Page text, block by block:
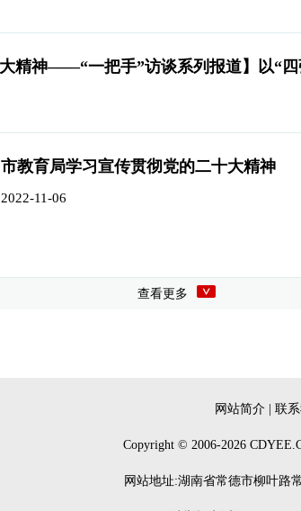
市教育局学习宣传贯彻党的二十大精神
2022-11-06
查看更多
网站简介 联
Copyright © 2006-2026
网站地址:湖南省常德市柳叶路